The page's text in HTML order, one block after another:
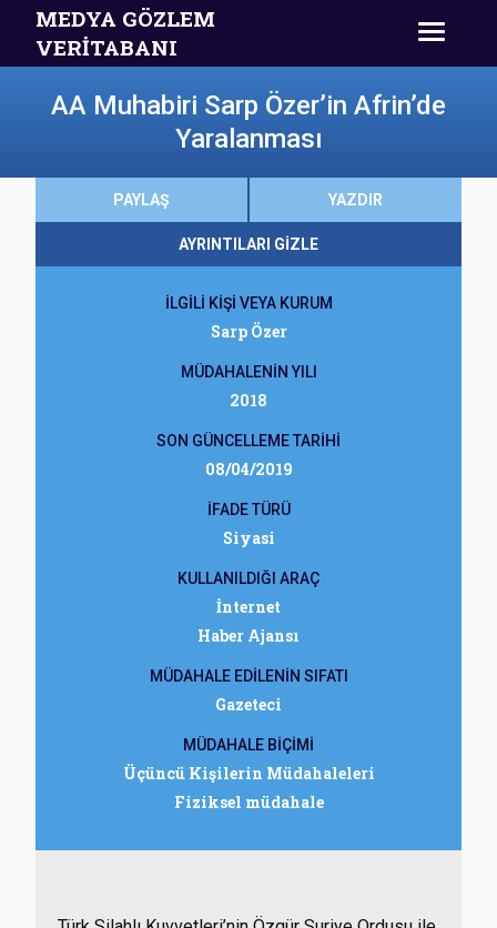
MEDYA GÖZLEM
VERİTABANI
AA Muhabiri Sarp Özer’in Afrin’de
Yaralanması
PAYLAŞ YAZDIR
AYRINTILARI GİZLE
İLGİLİ KİŞİ VEYA KURUM
Sarp Özer
MÜDAHALENİN YILI
2018
SON GÜNCELLEME TARİHİ
08/04/2019
İFADE TÜRÜ
Siyasi
KULLANILDIĞI ARAÇ
İnternet
Haber Ajansı
MÜDAHALE EDİLENİN SIFATI
Gazeteci
MÜDAHALE BİÇİMİ
Üçüncü Kişilerin Müdahaleleri
Fiziksel müdahale